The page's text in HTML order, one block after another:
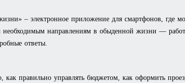
– электронное приложение для смартфонов, где
направлениям в обыденной жизни —
ответы.
как правильно управлять бюджетом, как оформить